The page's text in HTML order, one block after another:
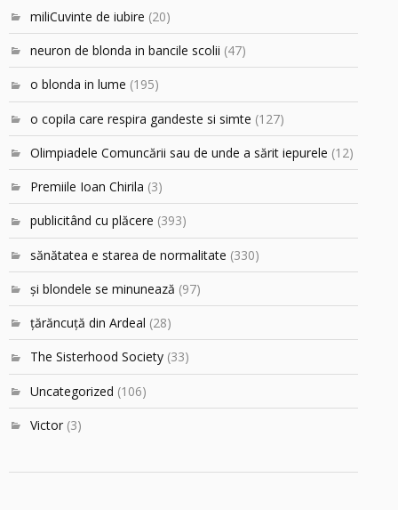
miliCuvinte de iubire (20)
neuron de blonda in bancile scolii (47)
o blonda in lume (195)
o copila care respira gandeste si simte (127)
Olimpiadele Comuncării sau de unde a sărit iepurele (12)
Premiile Ioan Chirila (3)
publicitând cu plăcere (393)
sănătatea e starea de normalitate (330)
şi blondele se minunează (97)
ţărăncuţă din Ardeal (28)
The Sisterhood Society (33)
Uncategorized (106)
Victor (3)